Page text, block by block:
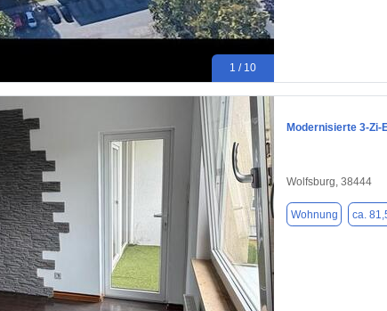
1 / 10
Modernisierte 3-Zi-
Wolfsburg, 38444
Wohnung ca.